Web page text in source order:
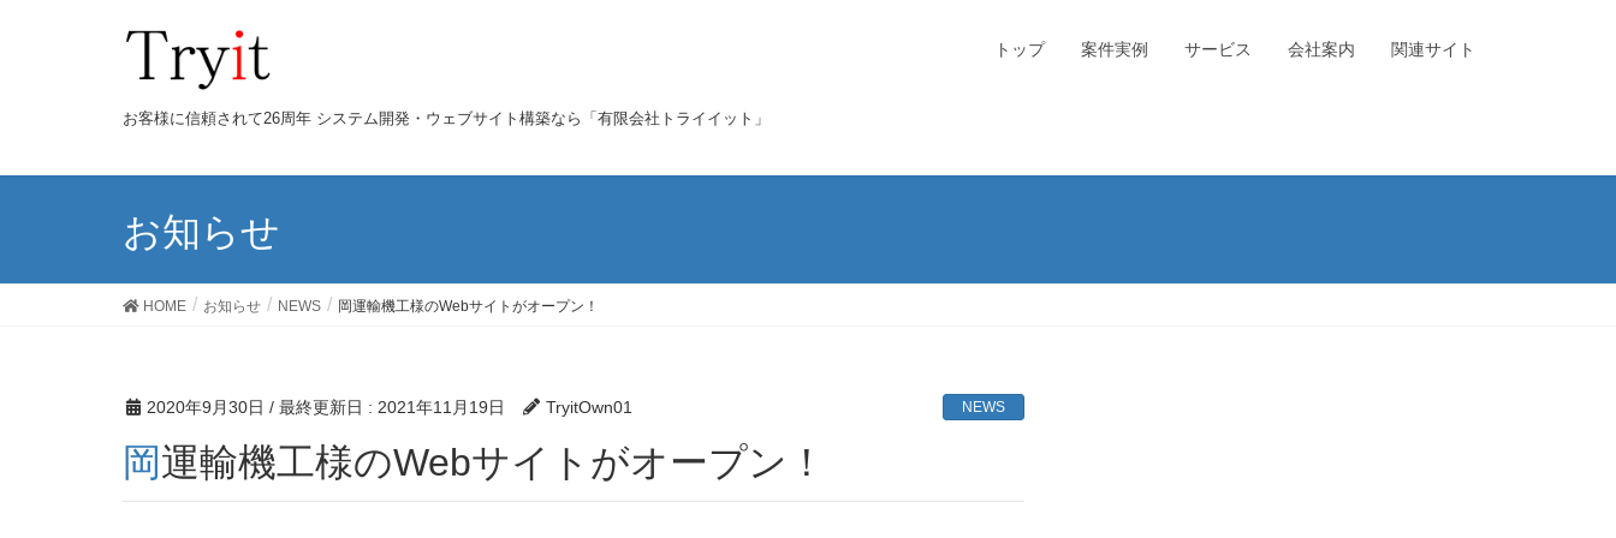
お客様に信頼されて26周年 システム開発・ウェブサイト構築なら「有限会社トライイット」
トップ 案件実例 サービス 会社案内 関連サイト
お知らせ
HOME お知らせ NEWS 岡運輸機工様のWebサイトがオープン！
2020年9月30日 / 最終更新日 : 2021年11月19日 TryitOwn01 NEWS
岡運輸機工様のWebサイトがオープン！